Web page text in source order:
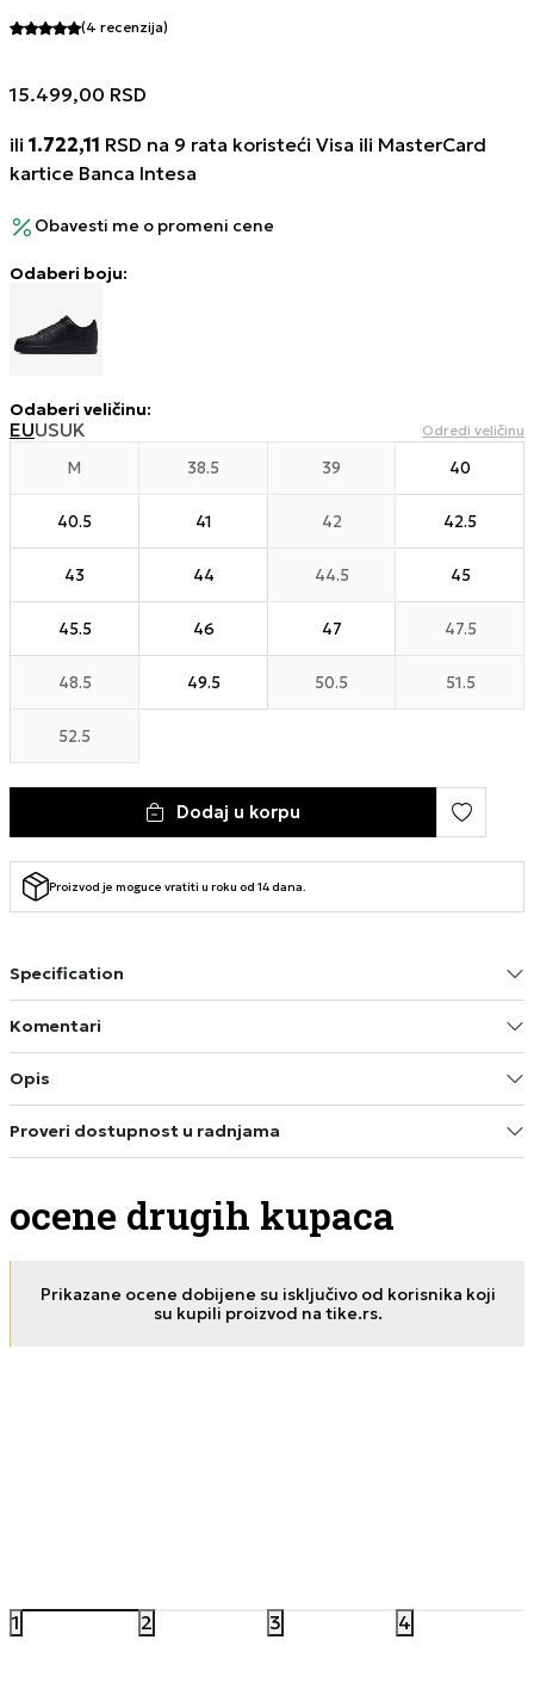
(4 recenzija)
15.499,00 RSD
ili 1.722,11 RSD na 9 rata koristeći Visa ili MasterCard
kartice Banca Intesa
Obavesti me o promeni cene
Odaberi boju:
Odaberi veličinu:
EUUSUK Odredi veličinu
M 38.5 39 40
40.5 41 42 42.5
43 44 44.5 45
45.5 46 47 47.5
48.5 49.5 50.5 51.5
52.5
Dodaj u korpu
Proizvod je moguce vratiti u roku od 14 dana.
Specification
Komentari
Opis
Proveri dostupnost u radnjama
ocene drugih kupaca
Prikazane ocene dobijene su isključivo od korisnika koji
su kupili proizvod na tike.rs.
1 2 3 4